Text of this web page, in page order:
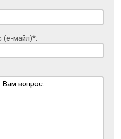
(е-майл)*: